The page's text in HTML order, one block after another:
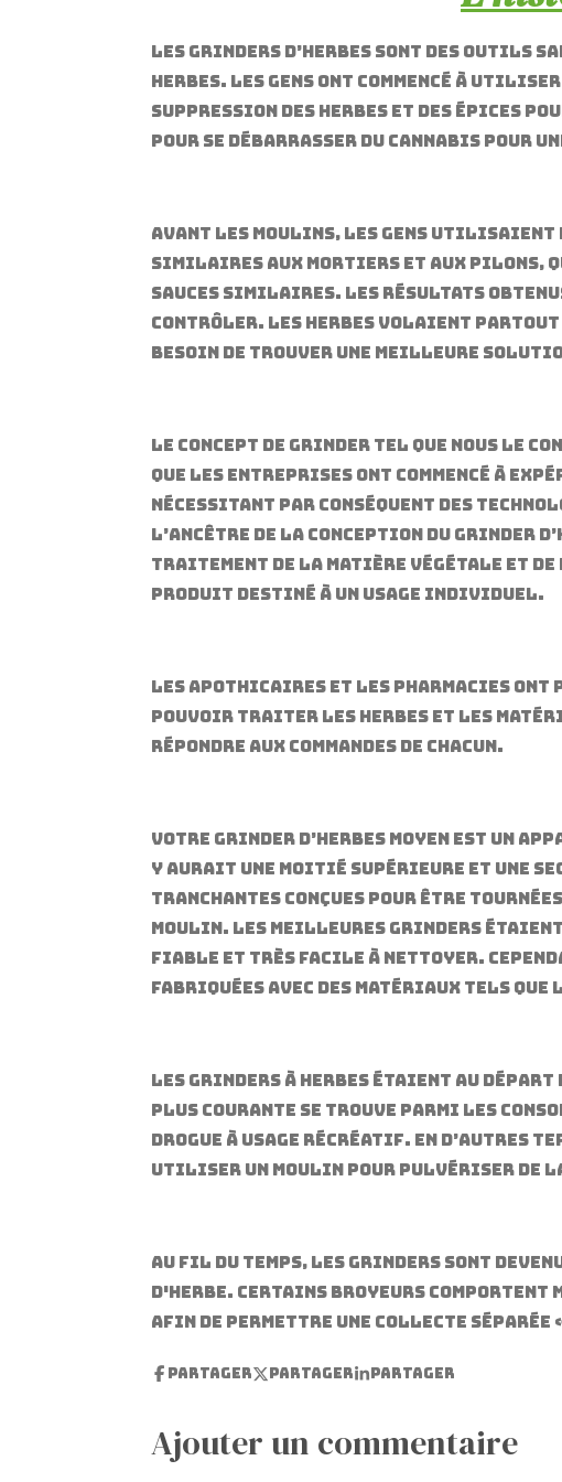
Les grinders d’herbes sont des outils
herbes. Les gens ont commencé à
suppression des herbes et des épices
pour se débarrasser du cannabis pour
Avant les moulins, les gens utilisaient
similaires aux mortiers et aux pilons,
sauces similaires. Les résultats
contrôler. Les herbes volaient
besoin de trouver une meilleure
Le concept de grinder tel que nous le
que les entreprises ont commencé à
nécessitant par conséquent des
L’ancêtre de la conception du grinder
traitement de la matière végétale et de
produit destiné à un usage individuel.
Les apothicaires et les pharmacies ont
pouvoir traiter les herbes et les
répondre aux commandes de chacun.
Votre grinder d’herbes moyen est un
y aurait une moitié supérieure et une
tranchantes conçues pour être
moulin. Les meilleures grinders
fiable et très facile à nettoyer.
fabriquées avec des matériaux tels
Les grinders à herbes étaient au
plus courante se trouve parmi les
drogue à usage récréatif. En d’autres
utiliser un moulin pour pulvériser de
Au fil du temps, les grinders sont
d'herbe. Certains broyeurs comportent
afin de permettre une collecte séparée
Partager Partager Partager
Ajouter un commentaire